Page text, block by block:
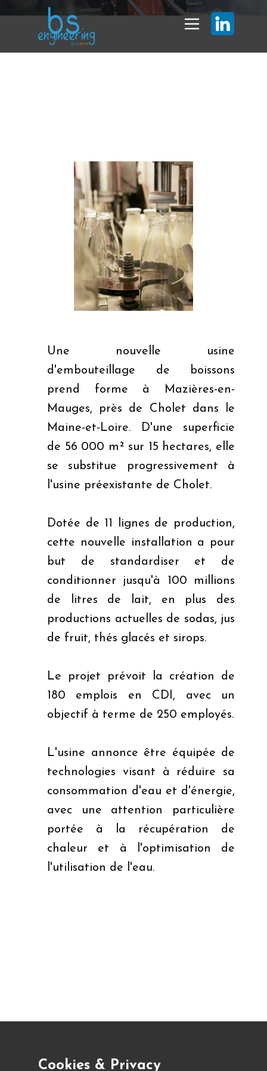
Construction usine
d’embouteillage de
boissons à Cholet
Une nouvelle usine
d'embouteillage de boissons
prend forme à Mazières-en-
Mauges, près de Cholet dans le
Maine-et-Loire. D'une superficie
de 56 000 m² sur 15 hectares, elle
se substitue progressivement à
l'usine préexistante de Cholet.
Dotée de 11 lignes de production,
cette nouvelle installation a pour
but de standardiser et de
conditionner jusqu'à 100 millions
de litres de lait, en plus des
productions actuelles de sodas, jus
de fruit, thés glacés et sirops.
Le projet prévoit la création de
180 emplois en CDI, avec un
objectif à terme de 250 employés.
L'usine annonce être équipée de
technologies visant à réduire sa
consommation d'eau et d'énergie,
avec une attention particulière
portée à la récupération de
chaleur et à l'optimisation de
Cookies & Privacy